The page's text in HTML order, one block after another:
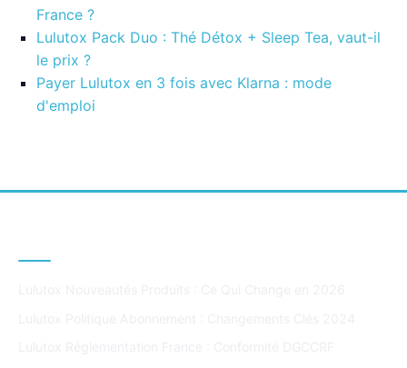
France ?
Lulutox Pack Duo : Thé Détox + Sleep Tea, vaut-il
le prix ?
Payer Lulutox en 3 fois avec Klarna : mode
d'emploi